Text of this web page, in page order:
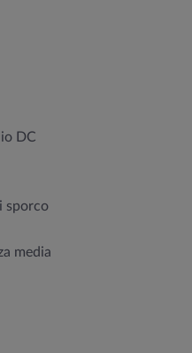
DC
sporco
media